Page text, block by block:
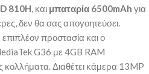
810H , και μπαταρία 6500mAh για
δεν θα σας απογοητεύσει.
επιπλέον προστασία και ο
G36 με 4GB RAM
κολλήματα. Διαθέτει κάμερα 13MP